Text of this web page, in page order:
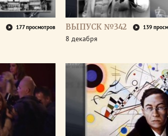
177 просмотров ВЫПУСК №342 139
8 декабря